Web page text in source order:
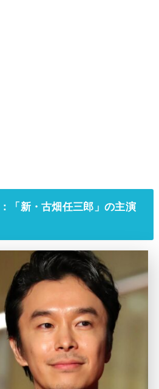
「新・古畑任三郎」の主演